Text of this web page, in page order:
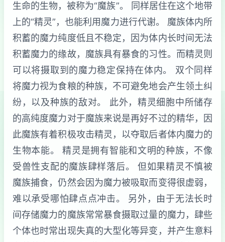
生命的生物，被称为“魔族”。 同样居住在这个地带
上的“精灵”，也能利用魔力进行代谢。 魔族体内所
积蓄的魔力纯度低且不稳定，因为体内长时间无法
积蓄魔力的缘故，魔族具有暴食的习性。而精灵则
可以将摄取到的魔力稳定保持在体内。 双个同样
将魔力视为食粮的种族，不可避免地会产生领土纠
纷，以及种族的敌对。 此外，精灵细胞中所储存
的高纯度魔力对于魔族来说是再好不过的精华，因
此魔族有着积极攻击精灵，以夺取后者体内魔力的
生物本能。 精灵是拥有智能和文明的种族，不像
受兽性支配的魔族肆样落后。 但如果精灵不慎被
魔族捕食，仍然会因为魔力被吸取而变得很虚弱，
难以承受哪怕肆点点冲击。 另外，由于无法长时
间存储魔力的魔族常常暴食摄取过量的魔力，肆些
个体也时常出现失真的大型化等异变，并产生意料